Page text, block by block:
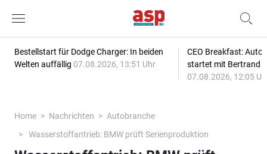
Bestellstart für Dodge Charger: In beiden
Welten auffällig 07.08.2026, 13:51 Uhr
CEO Breakfast:
startet mit Bertrand
07.08.2026, 12:05
Home Nachrichten
Autobranche
Wasserstoffantrieb: BMW prüft Serienproduktion